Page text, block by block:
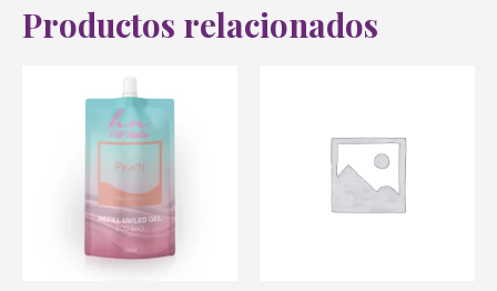
Productos relacionados